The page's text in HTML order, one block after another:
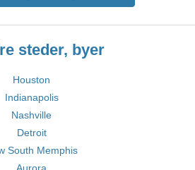
steder, byer
Houston
Indianapolis
Nashville
Detroit
South Memphis